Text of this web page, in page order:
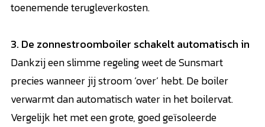
toenemende terugleverkosten.
3. De zonnestroomboiler schakelt automatisch in
Dankzij een slimme regeling weet de Sunsmart
precies wanneer jij stroom ‘over’ hebt. De boiler
verwarmt dan automatisch water in het boilervat.
Vergelijk het met een grote, goed geïsoleerde